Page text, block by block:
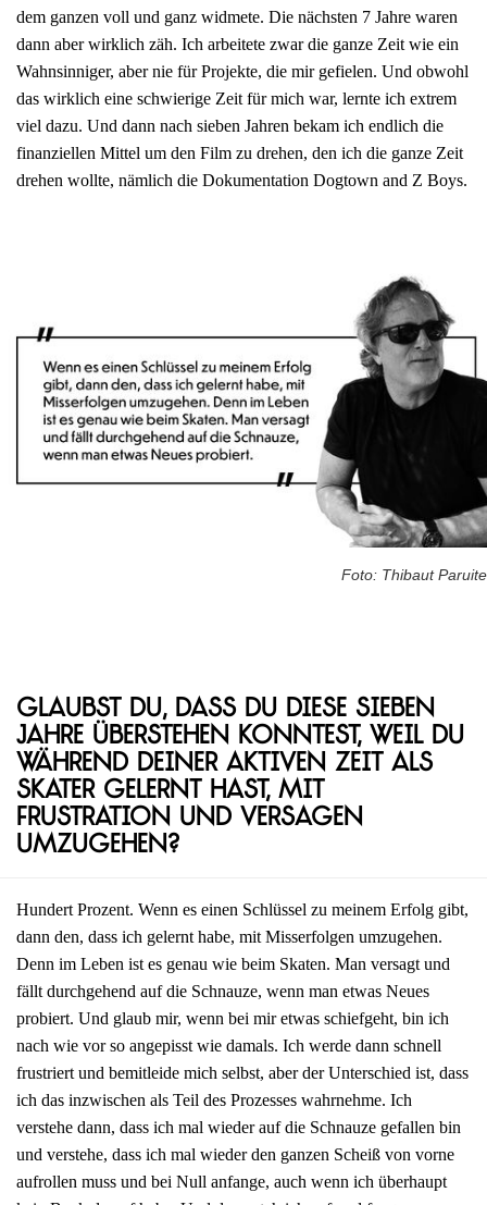
dem ganzen voll und ganz widmete. Die nächsten 7 Jahre waren
dann aber wirklich zäh. Ich arbeitete zwar die ganze Zeit wie ein
Wahnsinniger, aber nie für Projekte, die mir gefielen. Und obwohl
das wirklich eine schwierige Zeit für mich war, lernte ich extrem
viel dazu. Und dann nach sieben Jahren bekam ich endlich die
finanziellen Mittel um den Film zu drehen, den ich die ganze Zeit
drehen wollte, nämlich die Dokumentation Dogtown and Z Boys.
Foto: Thibaut Paruite
Glaubst du, dass du diese sieben
Jahre überstehen konntest, weil du
während deiner aktiven Zeit als
Skater gelernt hast, mit
Frustration und Versagen
umzugehen?
Hundert Prozent. Wenn es einen Schlüssel zu meinem Erfolg gibt,
dann den, dass ich gelernt habe, mit Misserfolgen umzugehen.
Denn im Leben ist es genau wie beim Skaten. Man versagt und
fällt durchgehend auf die Schnauze, wenn man etwas Neues
probiert. Und glaub mir, wenn bei mir etwas schiefgeht, bin ich
nach wie vor so angepisst wie damals. Ich werde dann schnell
frustriert und bemitleide mich selbst, aber der Unterschied ist, dass
ich das inzwischen als Teil des Prozesses wahrnehme. Ich
verstehe dann, dass ich mal wieder auf die Schnauze gefallen bin
und verstehe, dass ich mal wieder den ganzen Scheiß von vorne
aufrollen muss und bei Null anfange, auch wenn ich überhaupt